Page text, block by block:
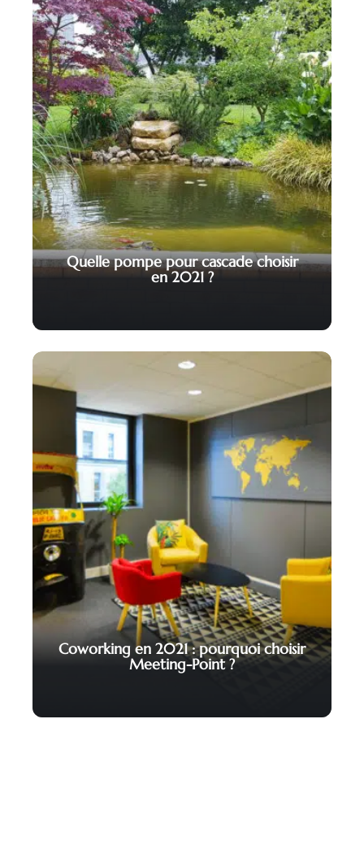
Quelle pompe pour cascade choisir
en 2021 ?
Coworking en 2021 : pourquoi choisir
Meeting-Point ?